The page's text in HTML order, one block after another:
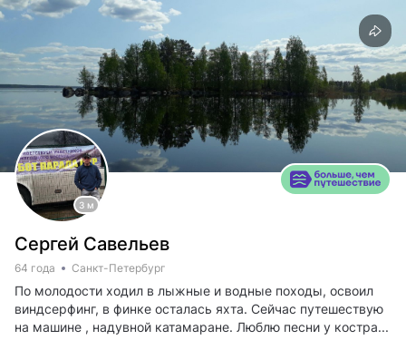
3 м
Сергей Савельев
64 года Санкт-Петербург
По молодости ходил в лыжные и водные походы, освоил
виндсерфинг, в финке осталась яхта. Сейчас путешествую
на машине , надувной катамаране. Люблю песни у костра...